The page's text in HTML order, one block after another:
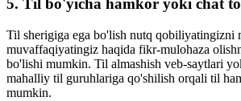
5. Til bo'yicha hamkor yoki chat
Til sherigiga ega bo'lish nutq qobiliyatingizni
muvaffaqiyatingiz haqida fikr-mulohaza
bo'lishi mumkin. Til almashish veb-saytlari
mahalliy til guruhlariga qo'shilish orqali til
mumkin.